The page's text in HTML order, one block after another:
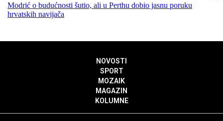
Modrić o budućnosti šutio, ali u Perthu dobio jasnu poruku
hrvatskih navijača
NOVOSTI
SPORT
MOZAIK
MAGAZIN
KOLUMNE